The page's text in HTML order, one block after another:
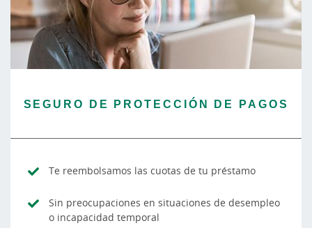
SEGURO DE PROTECCIÓN DE PAGOS
Te reembolsamos las cuotas de tu préstamo
Sin preocupaciones en situaciones de desempleo
o incapacidad temporal